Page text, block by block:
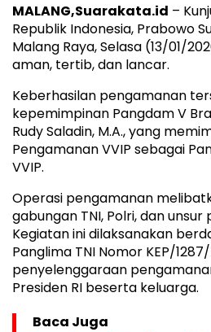
MALANG,Suarakata.id –
Republik Indonesia, Prabowo
Malang Raya, Selasa (13/01/
aman, tertib, dan lancar.
Keberhasilan pengamanan
kepemimpinan Pangdam V
Rudy Saladin, M.A., yang
Pengamanan VVIP sebagai
VVIP.
Operasi pengamanan
gabungan TNI, Polri, dan
Kegiatan ini dilaksanakan
Panglima TNI Nomor KEP/
penyelenggaraan
Presiden RI beserta keluarga.
Baca Juga